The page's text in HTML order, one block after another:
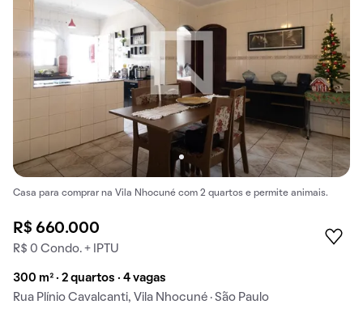
Casa para comprar na Vila Nhocuné com 2 quartos e permite animais.
R$ 660.000
R$ 0 Condo. + IPTU
300 m² · 2 quartos · 4 vagas
Rua Plínio Cavalcanti, Vila Nhocuné · São Paulo